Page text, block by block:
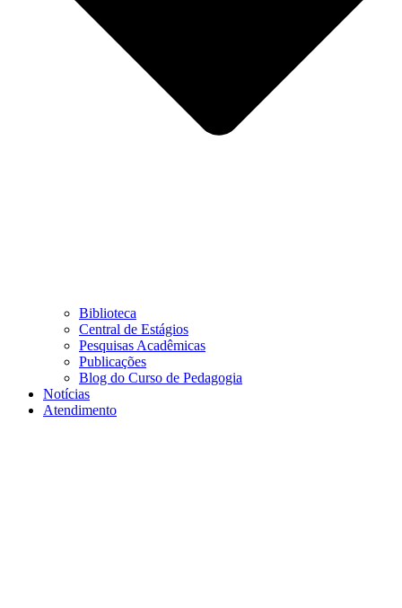
Biblioteca
Central de Estágios
Pesquisas Acadêmicas
Publicações
Blog do Curso de Pedagogia
Notícias
Atendimento